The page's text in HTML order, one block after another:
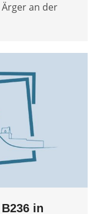
an der
in